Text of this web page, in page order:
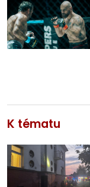
K tématu